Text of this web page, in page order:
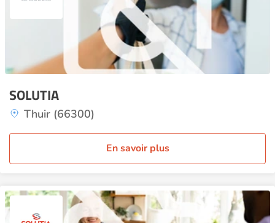
SOLUTIA
Thuir (66300)
En savoir plus